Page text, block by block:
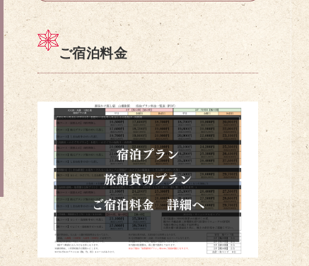
ご宿泊料金